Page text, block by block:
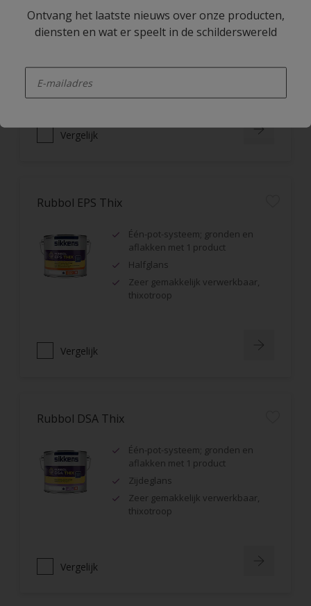
Één-pot-systeem; gronden en
aflakken met 1 product
Vergelijk
Rubbol EPS Thix
Één-pot-systeem; gronden en
aflakken met 1 product
Halfglans
Zeer gemakkelijk verwerkbaar,
thixotroop
Vergelijk
Rubbol DSA Thix
Één-pot-systeem; gronden en
aflakken met 1 product
Zijdeglans
Zeer gemakkelijk verwerkbaar,
thixotroop
Vergelijk
Ontvang het laatste nieuws over onze producten,
diensten en wat er speelt in de schilderswereld